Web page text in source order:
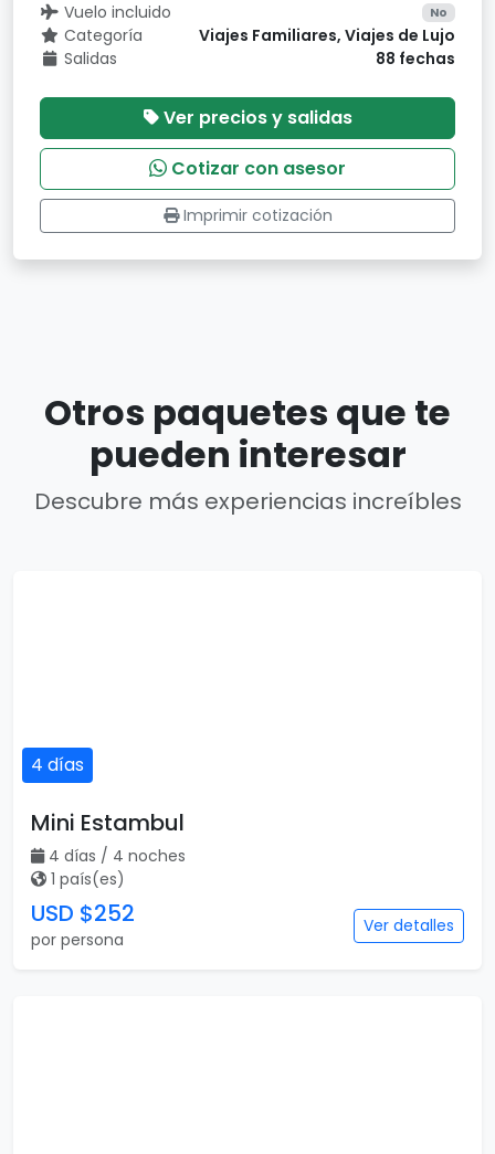
Vuelo incluido No
Categoría
Viajes Familiares, Viajes de Lujo
Salidas
88 fechas
Ver precios y salidas
Cotizar con asesor
Imprimir cotización
Otros paquetes que te
pueden interesar
Descubre más experiencias increíbles
por persona
Dubai al Completo
5 días / 5 noches
1 país(es)
USD $313